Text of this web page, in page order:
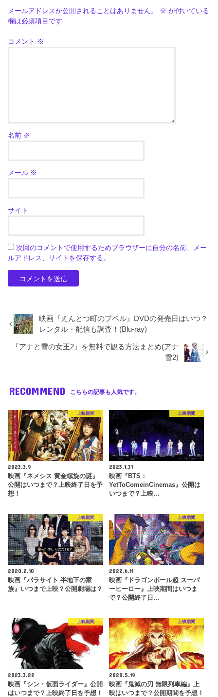
メールアドレスが公開されることはありません。 ※ が付いている
欄は必須項目です
コメント ※
名前 ※
メール ※
サイト
次回のコメントで使用するためブラウザーに自分の名前、メー
ルアドレス、サイトを保存する。
映画『えんとつ町のプペル』DVDの発売日はいつ？
レンタル・配信も調査！(Blu-ray)
『アナと雪の女王2』を無料で観る方法まとめ(アナ
雪2)
RECOMMEND こちらの記事も人気です。
上映期間
2023.3.9
映画『ネメシス 黄金螺旋の謎』
公開はいつまで？上映終了日を予
想！
上映期間
2023.1.31
映画『BTS：
YetToComeinCinemas』公開は
いつまで？上映…
上映期間
2020.2.10
映画『パラサイト 半地下の家
族』いつまで上映？公開劇場は？
上映期間
2022.6.11
映画『ドラゴンボール超 スーパ
ーヒーロー』上映期間はいつま
で？公開終了日…
上映期間
2023.3.22
映画『シン・仮面ライダー』公開
はいつまで？上映終了日を予想！
上映期間
2020.5.19
映画『鬼滅の刃 無限列車編』上
映はいつまで？公開期間を予想！